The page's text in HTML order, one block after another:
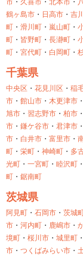
市 ・ 久喜市 ・ 北本市 ・
鶴ヶ島市 ・ 日高市 ・ 吉
町 ・ 滑川町 ・ 嵐山町 ・
町 ・ 皆野町 ・ 長瀞町 ・
町 ・ 宮代町 ・ 白岡町 ・
千葉県
中央区 ・ 花見川区 ・ 稲
市 ・ 館山市 ・ 木更津市 ・
旭市 ・ 習志野市 ・ 柏市 ・
市 ・ 鎌ケ谷市 ・ 君津市 ・
市 ・ 白井市 ・ 富里市 ・
町 ・ 栄町 ・ 神崎町 ・ 多
光町 ・ 一宮町 ・ 睦沢町 ・
町 ・ 鋸南町
茨城県
阿見町 ・ 石岡市 ・ 茨城
市 ・ 河内町 ・ 鹿嶋市 ・
境町 ・ 桜川市 ・ 城里町 ・
市 ・ つくばみらい市 ・